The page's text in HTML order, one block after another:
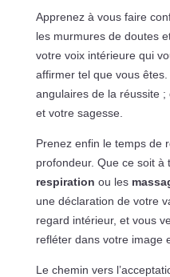
Apprenez à vous faire
les murmures de doutes
votre voix intérieure qui
affirmer tel que vous
angulaires de la réussite
et votre sagesse.
Prenez enfin le temps de
profondeur. Que ce soit à
respiration ou les
une déclaration de votre
regard intérieur, et vous
refléter dans votre image
Le chemin vers